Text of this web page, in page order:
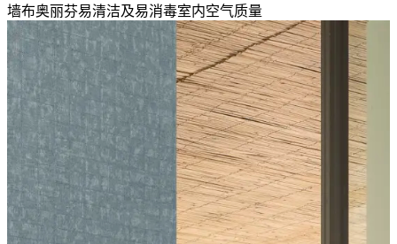
墙布奥丽芬易清洁及易消毒室内空气质量